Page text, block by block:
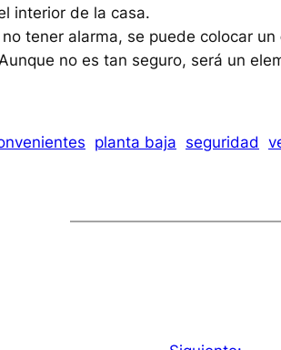
interior de la casa.
tener alarma, se puede colocar un
no es tan seguro, será un
planta baja seguridad